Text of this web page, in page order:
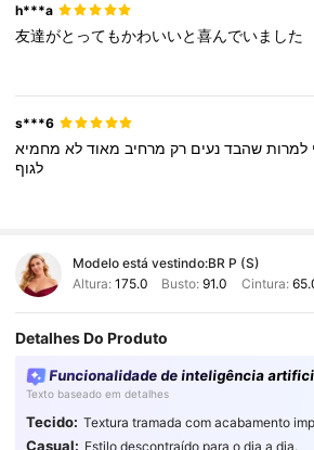
h***a
友達がとってもかわいいと喜んでいました
s***6
למרות שהבד נעים רק מרחיב מאוד לא מחמיא
לגוף
Modelo está vestindo:BR P (S)
Altura: 175.0 Busto:91.0 Cintura:
Detalhes Do Produto
Funcionalidade de inteligência
Texto baseado em detalhes
Tecido: Textura tramada com acabamento
Casual: Estilo descontraído para o dia a dia.
4,71 50K Seguidores